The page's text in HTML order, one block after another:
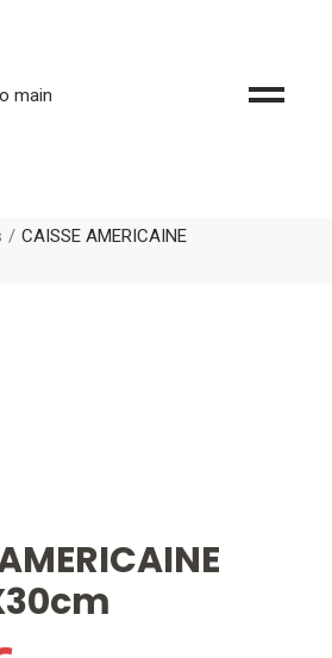
CAISSE AMERICAINE